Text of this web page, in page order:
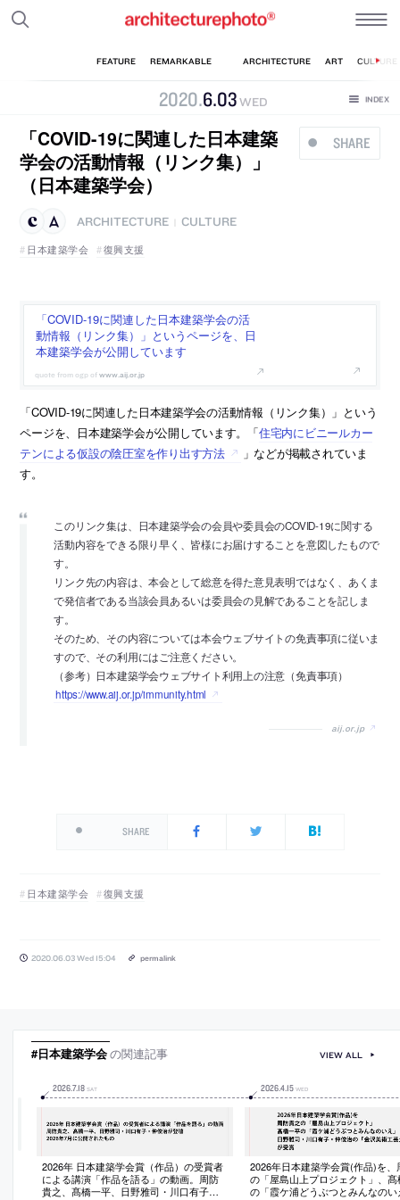
2020.6.03WED
SHARE
「COVID-19に関連した日本建築
学会の活動情報（リンク集）」
（日本建築学会）
ARCHITECTURE
CULTURE
日本建築学会
復興支援
「COVID-19に関連した日本建築学会の活
動情報（リンク集）」というページを、日
本建築学会が公開しています
www.aij.or.jp
「COVID-19に関連した日本建築学会の活動情報（リンク集）」という
ページを、日本建築学会が公開しています。「住宅内にビニールカー
テンによる仮設の陰圧室を作り出す方法
」などが掲載されていま
す。
このリンク集は、日本建築学会の会員や委員会のCOVID-19に関する
活動内容をできる限り早く、皆様にお届けすることを意図したもので
す。
リンク先の内容は、本会として総意を得た意見表明ではなく、あくま
で発信者である当該会員あるいは委員会の見解であることを記しま
す。
そのため、その内容については本会ウェブサイトの免責事項に従いま
すので、その利用にはご注意ください。
（参考）日本建築学会ウェブサイト利用上の注意（免責事項）
https://www.aij.or.jp/immunity.html
aij.or.jp
SHARE
日本建築学会 復興支援
2020.06.03 Wed 15:04 permalink
#日本建築学会の関連記事
2026.7.18 SAT
2026年 日本建築学会賞（作品）の受賞者
による講演「作品を語る」の動画。周防
貴之、髙橋一平、日野雅司・川口有子・
2026.4.15 WED
2026年日本建築学会賞(作品)を、
の「屋島山上プロジェクト」、髙
の「霞ケ浦どうぶつとみんなのい
VIEW ALL